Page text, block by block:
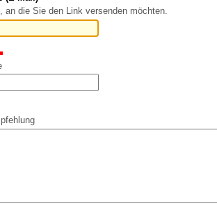
an die Sie den Link versenden möchten.